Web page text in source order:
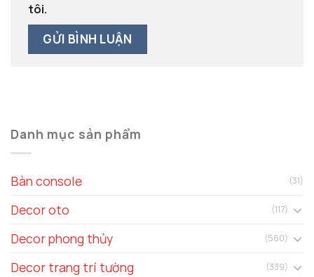
tôi.
Danh mục sản phẩm
Bàn console (31)
Decor oto (117)
Decor phong thủy (560)
Decor trang trí tường (339)